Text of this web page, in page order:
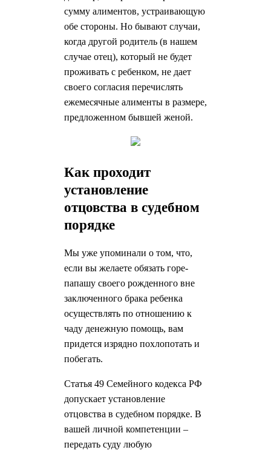
сумму алиментов, устраивающую
обе стороны. Но бывают случаи,
когда другой родитель (в нашем
случае отец), который не будет
проживать с ребенком, не дает
своего согласия перечислять
ежемесячные алименты в размере,
предложенном бывшей женой.
Как проходит
установление
отцовства в судебном
порядке
Мы уже упоминали о том, что,
если вы желаете обязать горе-
папашу своего рожденного вне
заключенного брака ребенка
осуществлять по отношению к
чаду денежную помощь, вам
придется изрядно похлопотать и
побегать.
Статья 49 Семейного кодекса РФ
допускает установление
отцовства в судебном порядке. В
вашей личной компетенции –
передать суду любую